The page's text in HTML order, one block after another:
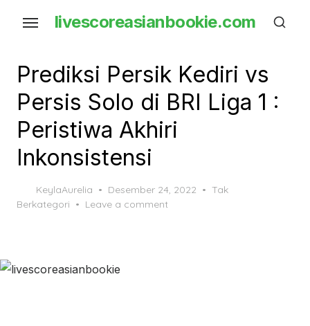
content
livescoreasianbookie.com
Prediksi Persik Kediri vs
Persis Solo di BRI Liga 1 :
Peristiwa Akhiri
Inkonsistensi
KeylaAurelia
Posted
on
Desember 24, 2022
Tak
Berkategori
Leave a comment